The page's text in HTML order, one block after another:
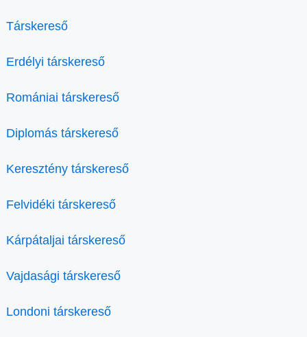
Társkereső
Erdélyi társkereső
Romániai társkereső
Diplomás társkereső
Keresztény társkereső
Felvidéki társkereső
Kárpátaljai társkereső
Vajdasági társkereső
Londoni társkereső